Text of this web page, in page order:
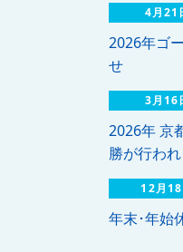
4月21
2026年ゴ
せ
3月16
2026年 京
勝が行わ
12月18
年末･年始